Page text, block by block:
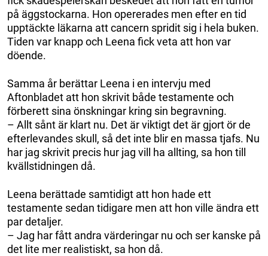
på äggstockarna. Hon opererades men efter en tid
upptäckte läkarna att cancern spridit sig i hela buken.
Tiden var knapp och Leena fick veta att hon var
döende.
Samma år berättar Leena i en intervju med
Aftonbladet att hon skrivit både testamente och
förberett sina önskningar kring sin begravning.
– Allt sånt är klart nu. Det är viktigt det är gjort ör de
efterlevandes skull, så det inte blir en massa tjafs. Nu
har jag skrivit precis hur jag vill ha allting, sa hon till
kvällstidningen då.
Leena berättade samtidigt att hon hade ett
testamente sedan tidigare men att hon ville ändra ett
par detaljer.
– Jag har fått andra värderingar nu och ser kanske på
det lite mer realistiskt, sa hon då.